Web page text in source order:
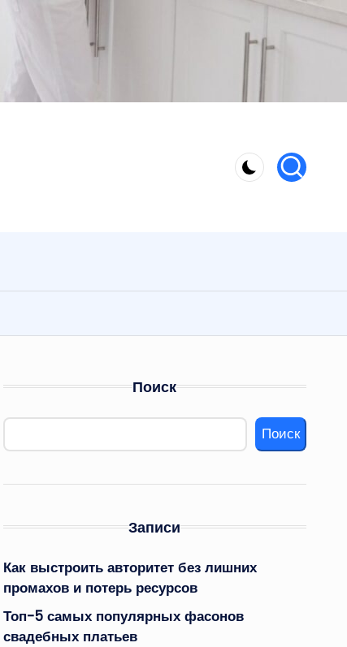
Поиск
Поиск
Записи
Как выстроить авторитет без лишних
промахов и потерь ресурсов
Топ-5 самых популярных фасонов
свадебных платьев